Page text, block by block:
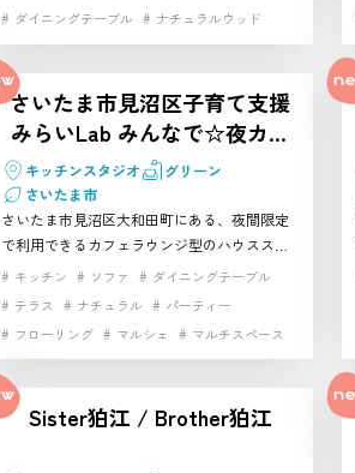
常を自然に表現できます。1階の和室とキッチ
レート、商品撮影、コスプレ、インタビュ
ー、ドラマ、CMなど幅広い撮影に対応。月島
駅から徒歩3分とアクセスも良く、古民家らし
い生活感や物語性を重視する方におすすめの
中央区の撮影スタジオです。公園・屋外のハ
ウススタジオ・レンタルスタジオです
ダイニングテーブル
ナチュラルウッド
パーティー
フローリング
プロップ
ベランダ
動画撮影
家具・小物充実
小物撮影
手すり
日本家屋
昭和レトロスタジオ
昭和レトロ家具
歴史的建築
生活雑貨完備
路面スタジオ
都心の隠れ家
階段
駅近
高速インターネット
さいたま市見沼区子育て支援
みらいLab みんなで☆夜カフ
ェラウンジ〜大人の特別タイ
キッチンスタジオ
グリーン
さいたま市
さいたま市見沼区大和田町にある、夜間限定
で利用できるカフェラウンジ型のハウススタ
ジオです。青いモザイクタイルのバーカウン
ティーシーン、商品撮影、カフェ風の撮影に
使いやすい空間です。さいたま市で飲食や調
理を含めた撮影スタジオを探している方にお
すすめです。 公園・屋外のハウススタジオ・
キッチン ソファ
ダイニングテーブル
テラス
ナチュラル
パーティー
フローリング
マルシェ
マルチスペース
リビング
料理教室 白壁
自然光
開放感
Sister狛江 / Brother狛江